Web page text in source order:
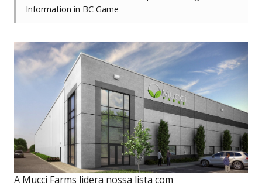
Information in BC Game
A Mucci Farms lidera nossa lista com